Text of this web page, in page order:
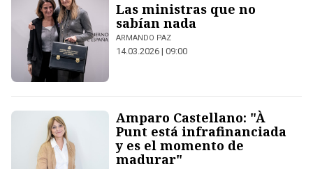
Las ministras que no
sabían nada
ARMANDO PAZ
14.03.2026 | 09:00
Amparo Castellano: "À
Punt está infrafinanciada
y es el momento de
madurar"